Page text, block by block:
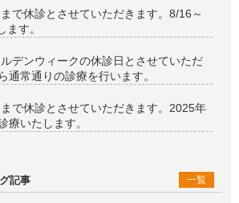
で休診とさせていただきます。8/16～
す。
デンウィークの休診日とさせていただ
通常通りの診療を行います。
で休診とさせていただきます。2025年
療いたします。
記事 一覧